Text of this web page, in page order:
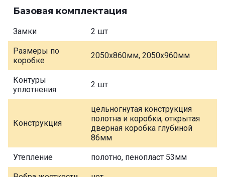
Базовая комплектация
Замки 2 шт
Размеры по
коробке
2050х860мм, 2050х960мм
Контуры
уплотнения
2 шт
Конструкция
цельногнутая конструкция
полотна и коробки, открытая
дверная коробка глубиной
86мм
Утепление полотно, пенопласт 53мм